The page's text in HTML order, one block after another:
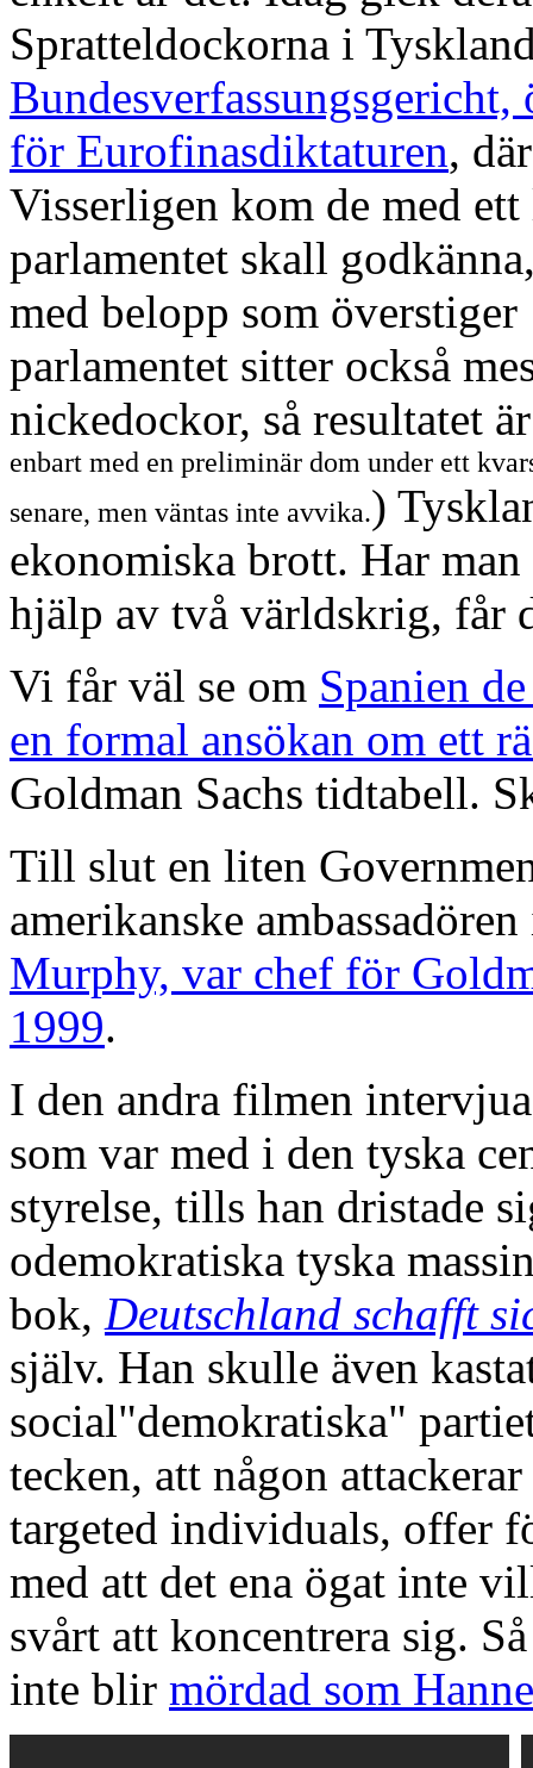
Spratteldockorna i
för Eurofinasdiktaturen,
Visserligen kom de med
parlamentet skall
med belopp som
parlamentet sitter också
nickedockor, så resultatet
enbart med en preliminär dom under ett
senare, men väntas inte avvika.)
ekonomiska brott. Har
hjälp av två världskrig, får
Vi får väl se om Spanien
en formal ansökan om ett
Goldman Sachs tidtabell.
Till slut en liten
amerikanske
Murphy, var chef för
1999.
I den andra filmen
som var med i den tyska
styrelse, tills han dristade
odemokratiska tyska
bok, Deutschland schafft
själv. Han skulle även
social"demokratiska"
tecken, att någon
targeted individuals, offer
med att det ena ögat inte
svårt att koncentrera sig.
inte blir mördad som